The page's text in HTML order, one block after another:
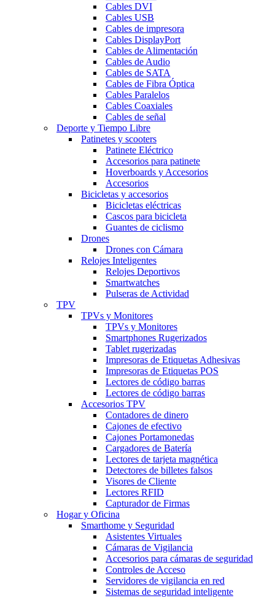
Cables DVI
Cables USB
Cables de impresora
Cables DisplayPort
Cables de Alimentación
Cables de Audio
Cables de SATA
Cables de Fibra Óptica
Cables Paralelos
Cables Coaxiales
Cables de señal
Deporte y Tiempo Libre
Patinetes y scooters
Patinete Eléctrico
Accesorios para patinete
Hoverboards y Accesorios
Accesorios
Bicicletas y accesorios
Bicicletas eléctricas
Cascos para bicicleta
Guantes de ciclismo
Drones
Drones con Cámara
Relojes Inteligentes
Relojes Deportivos
Smartwatches
Pulseras de Actividad
TPV
TPVs y Monitores
TPVs y Monitores
Smartphones Rugerizados
Tablet rugerizadas
Impresoras de Etiquetas Adhesivas
Impresoras de Etiquetas POS
Lectores de código barras
Lectores de código barras
Accesorios TPV
Contadores de dinero
Cajones de efectivo
Cajones Portamonedas
Cargadores de Batería
Lectores de tarjeta magnética
Detectores de billetes falsos
Visores de Cliente
Lectores RFID
Capturador de Firmas
Hogar y Oficina
Smarthome y Seguridad
Asistentes Virtuales
Cámaras de Vigilancia
Accesorios para cámaras de seguridad
Controles de Acceso
Servidores de vigilancia en red
Sistemas de seguridad inteligente